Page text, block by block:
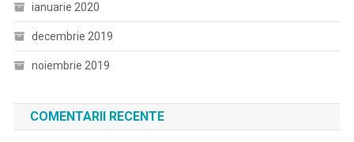
ianuarie 2020
decembrie 2019
noiembrie 2019
COMENTARII RECENTE